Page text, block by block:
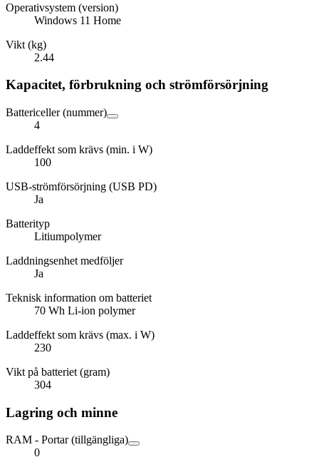
Operativsystem (version)
Windows 11 Home
Vikt (kg)
2.44
Kapacitet, förbrukning och strömförsörjning
Battericeller (nummer)
4
Laddeffekt som krävs (min. i W)
100
USB-strömförsörjning (USB PD)
Ja
Batterityp
Litiumpolymer
Laddningsenhet medföljer
Ja
Teknisk information om batteriet
70 Wh Li-ion polymer
Laddeffekt som krävs (max. i W)
230
Vikt på batteriet (gram)
304
Lagring och minne
RAM - Portar (tillgängliga)
0